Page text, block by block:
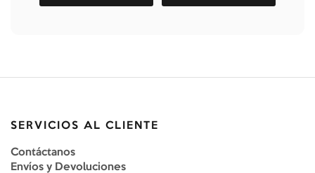
SERVICIOS AL CLIENTE
Contáctanos
Envíos y Devoluciones